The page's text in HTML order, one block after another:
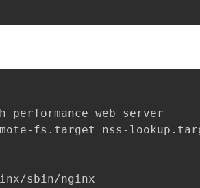
performance web server
fs.target nss-
sbin/nginx